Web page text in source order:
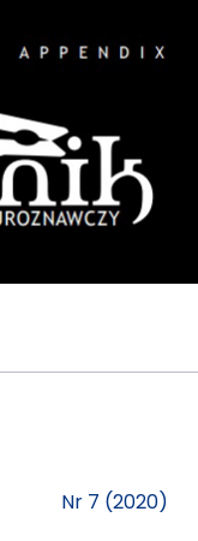
Nr 7 (2020)